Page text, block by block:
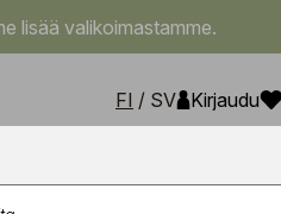
lisää valikoimastamme.
FI / SV Kirjaudu